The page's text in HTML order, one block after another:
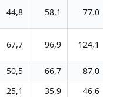
44,8 58,1 77,0
67,7 96,9 124,1
50,5 66,7 87,0
25,1 35,9
46,6